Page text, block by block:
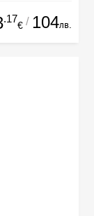
.17
€ / 104лв.